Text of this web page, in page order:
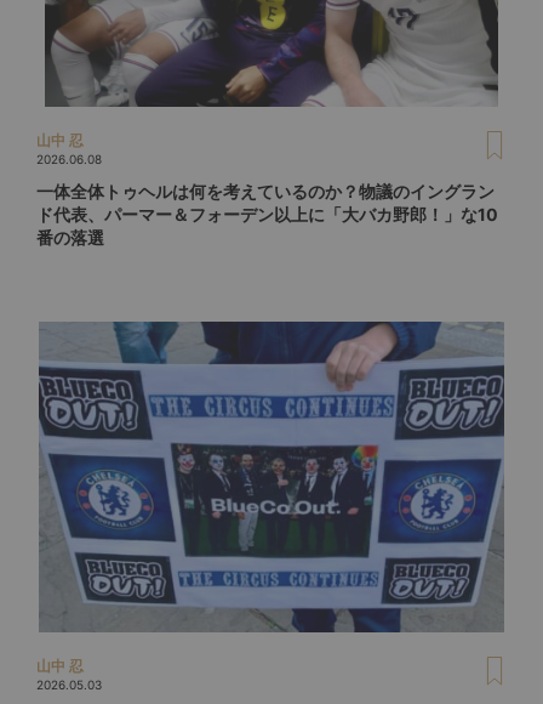
山中 忍
2026.06.08
一体全体トゥヘルは何を考えているのか？物議のイングラン
ド代表、パーマー＆フォーデン以上に「大バカ野郎！」な10
番の落選
山中 忍
2026.05.03